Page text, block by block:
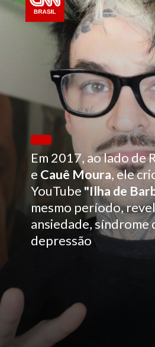
Em 2017, ao lado de
e Cauê Moura, ele
YouTube "Ilha de
mesmo período,
ansiedade, síndrome
depressão